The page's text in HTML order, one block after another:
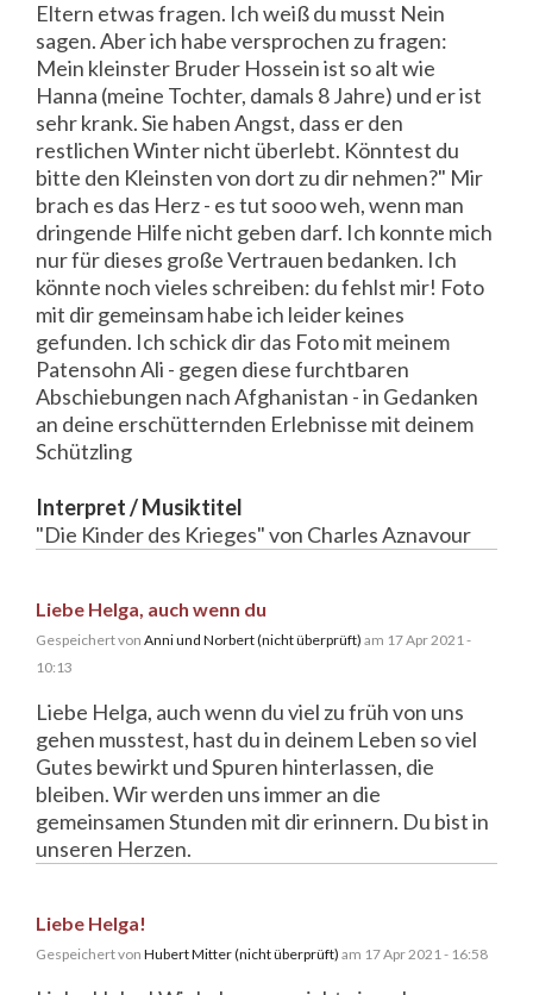
Eltern etwas fragen. Ich weiß du musst Nein
sagen. Aber ich habe versprochen zu fragen:
Mein kleinster Bruder Hossein ist so alt wie
Hanna (meine Tochter, damals 8 Jahre) und er ist
sehr krank. Sie haben Angst, dass er den
restlichen Winter nicht überlebt. Könntest du
bitte den Kleinsten von dort zu dir nehmen?" Mir
brach es das Herz - es tut sooo weh, wenn man
dringende Hilfe nicht geben darf. Ich konnte mich
nur für dieses große Vertrauen bedanken. Ich
könnte noch vieles schreiben: du fehlst mir! Foto
mit dir gemeinsam habe ich leider keines
gefunden. Ich schick dir das Foto mit meinem
Patensohn Ali - gegen diese furchtbaren
Abschiebungen nach Afghanistan - in Gedanken
an deine erschütternden Erlebnisse mit deinem
Schützling
Interpret / Musiktitel
"Die Kinder des Krieges" von Charles Aznavour
Liebe Helga, auch wenn du
Gespeichert von Anni und Norbert (nicht überprüft) am 17 Apr 2021 -
10:13
Liebe Helga, auch wenn du viel zu früh von uns
gehen musstest, hast du in deinem Leben so viel
Gutes bewirkt und Spuren hinterlassen, die
bleiben. Wir werden uns immer an die
gemeinsamen Stunden mit dir erinnern. Du bist in
unseren Herzen.
Liebe Helga!
Gespeichert von Hubert Mitter (nicht überprüft) am 17 Apr 2021 - 16:58